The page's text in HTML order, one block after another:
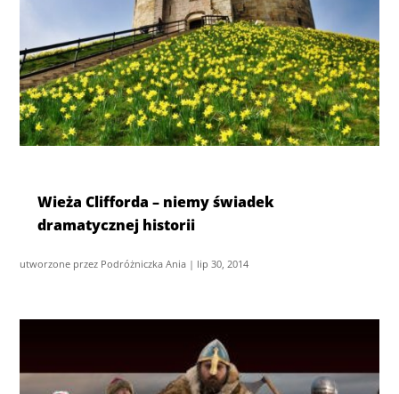
Wieża Clifforda – niemy świadek
dramatycznej historii
utworzone przez Podróżniczka Ania | lip 30, 2014